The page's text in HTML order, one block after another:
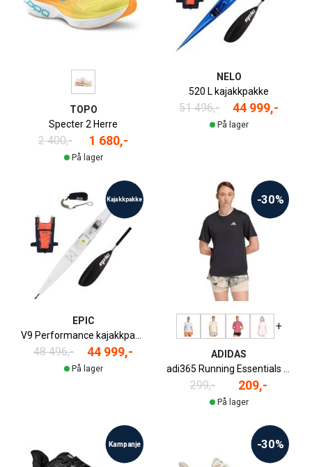
TOPO
Specter 2 Herre
2 400,- 1 680,-
På lager
NELO
520 L kajakkpakke
51 496,- 44 999,-
På lager
Kajakkpakke
EPIC
V9 Performance kajakkpakke
48 496,- 44 999,-
På lager
-30%
+
ADIDAS
299,- 209,-
På lager
Kampanje -30%